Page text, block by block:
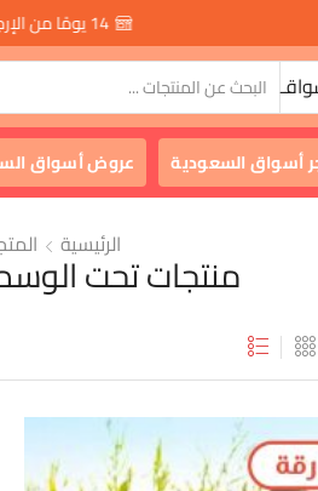
أسواق السعودية عروض أسواق
الرئيسية
منتجات تحت